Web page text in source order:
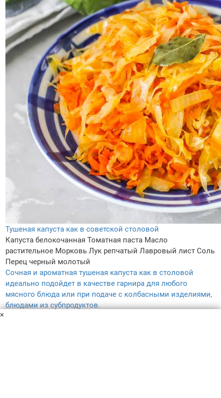
Тушеная капуста как в советской столовой
Капуста белокочанная Томатная паста Масло
растительное Морковь Лук репчатый Лавровый лист Соль
Перец черный молотый
Сочная и ароматная тушеная капуста как в столовой
идеально подойдет в качестве гарнира для любого
мясного блюда или при подаче с колбасными изделиями,
блюдами из субпродуктов.
×